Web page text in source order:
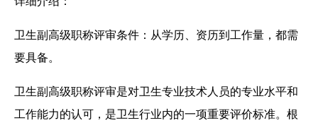
卫生副高级职称评审条件：从学历、资历到工作量，都需
要具备。
卫生副高级职称评审是对卫生专业技术人员的专业水平和
工作能力的认可，是卫生行业内的一项重要评价标准。根